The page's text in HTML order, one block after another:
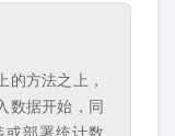
的方法之上，
数据开始，同